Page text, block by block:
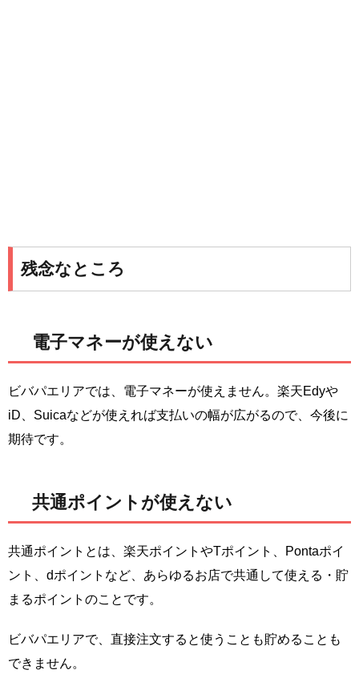
残念なところ
電子マネーが使えない
ビバパエリアでは、電子マネーが使えません。楽天Edyや
iD、Suicaなどが使えれば支払いの幅が広がるので、今後に
期待です。
共通ポイントが使えない
共通ポイントとは、楽天ポイントやTポイント、Pontaポイ
ント、dポイントなど、あらゆるお店で共通して使える・貯
まるポイントのことです。
ビバパエリアで、直接注文すると使うことも貯めることも
できません。